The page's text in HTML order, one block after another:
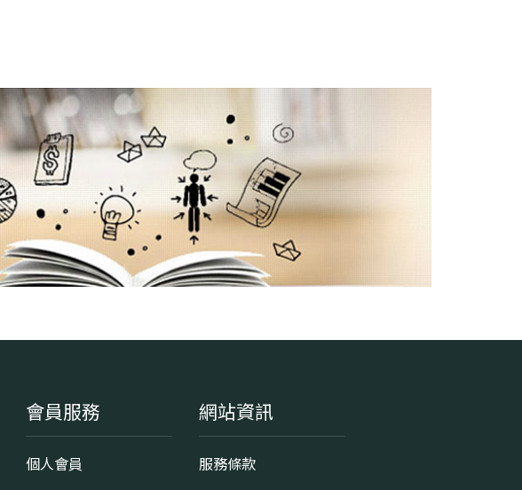
會員服務
個人會員
網站資訊
服務條款